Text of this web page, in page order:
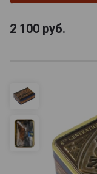
2 100 руб.